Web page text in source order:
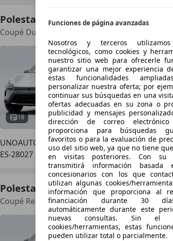
Polestar 4
Coupé Dual Motor Business
18
€
- (Año)
UNOAUTO
ES-28027 MADRID
Polestar 4
Coupé Rear Motor Prime
€
Funciones de página avanzadas
Nosotros y terceros
tecnológicos, como cookies y
nuestro sitio web para ofrecerle
garantizar una mejor experiencia
estas funcionalidades
personalizar nuestra oferta; por
continuar sus búsquedas en una
ofertas adecuadas en su zona o
publicidad y mensajes
dirección de correo
proporciona para búsquedas
favoritos o para la evaluación de
uso del sitio web, ya que no tiene
en visitas posteriores. Con su
transmitirá información
concesionarios con los que
utilizan algunas cookies/
información que proporciona al
financiación durante 30
automáticamente durante este
nuevas consultas. Sin el
cookies/herramientas, estas
pueden utilizar total o parcialmente.